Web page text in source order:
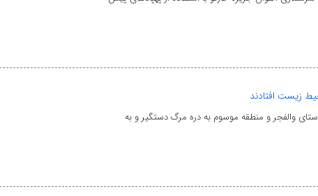
زیست افتادند
والفجر و منطقه موسوم به دره مرگ دستگیر و به